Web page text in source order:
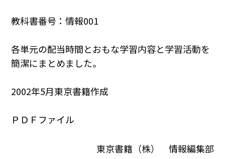
教科書番号：情報001
各単元の配当時間とおもな学習内容と学習活動を
簡潔にまとめました。
2002年5月東京書籍作成
ＰＤＦファイル
東京書籍（株） 情報編集部